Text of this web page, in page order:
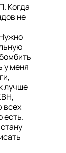
Когда
не
у меня
лучше
всех
есть.